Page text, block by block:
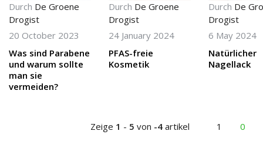
Durch De Groene
Drogist
20 October 2023
Was sind Parabene
und warum sollte
man sie
vermeiden?
Durch De Groene
Drogist
24 January 2024
PFAS-freie
Kosmetik
Durch De
Drogist
6 May 2024
Natürlicher
Nagellack
Zeige 1 - 5 von -4 artikel 1 0